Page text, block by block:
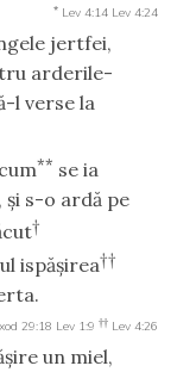
* Lev 4:14 Lev 4:24
jertfei,
arderile-
l verse la
** se ia
s-o ardă pe
†
ispăşirea††
29:18 Lev 1:9 †† Lev 4:26
un miel,